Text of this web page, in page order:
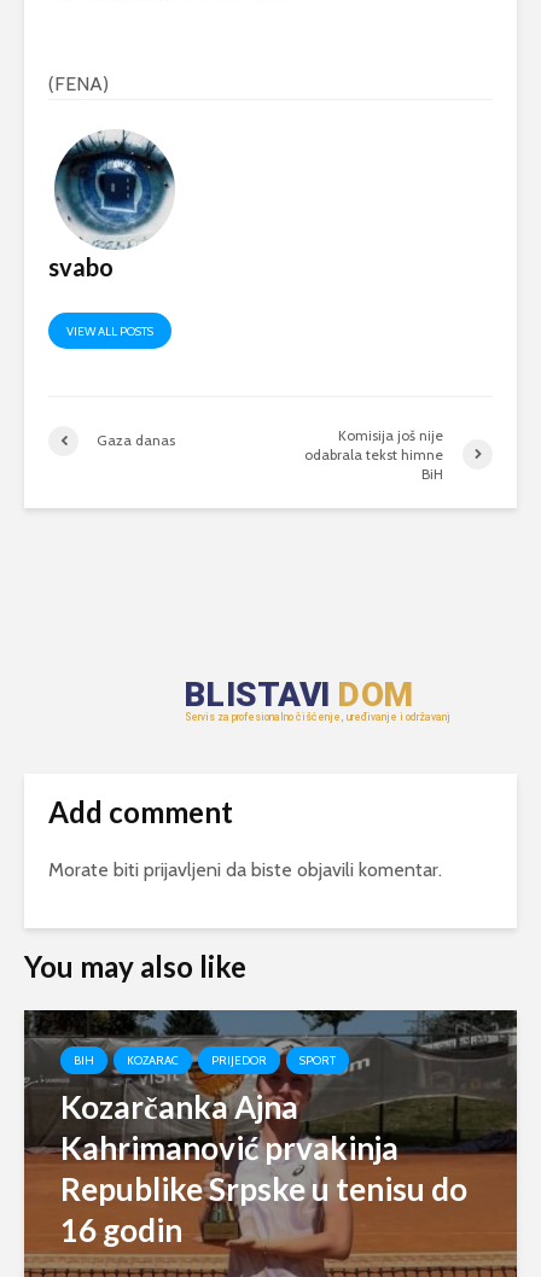
(FENA)
svabo
VIEW ALL POSTS
Gaza danas
Komisija još nije
odabrala tekst himne
BiH
Add comment
Morate biti prijavljeni da biste objavili komentar.
You may also like
BIH KOZARAC PRIJEDOR SPORT
Kozarčanka Ajna
Kahrimanović prvakinja
Republike Srpske u tenisu do
16 godin